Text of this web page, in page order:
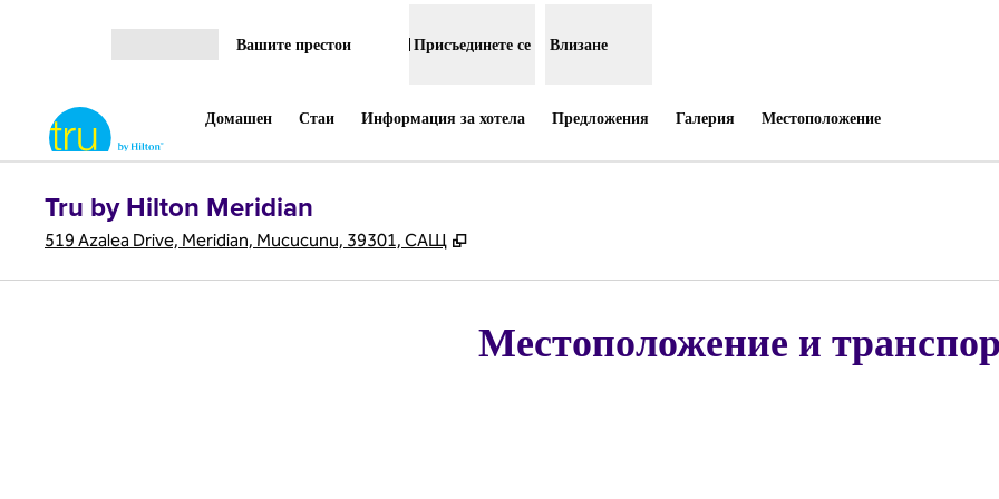
Вашите престои Присъединете се Влизане
Домашен Стаи Информация за хотела Предложения Галерия Местоположение
Tru by Hilton Meridian
519 Azalea Drive, Meridian, Мисисипи, 39301, САЩ ,
Местоположение и